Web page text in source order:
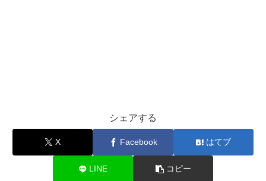
シェアする
X Facebook はてブ
LINE コピー